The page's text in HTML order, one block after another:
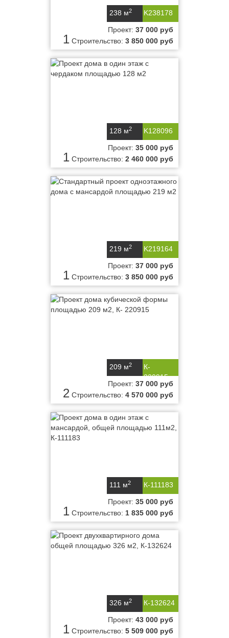
K238178
238 м2
1
Проект: 37 000 руб
Строительство: 3 850 000 руб
K128096
128 м2
1
Проект: 35 000 руб
Строительство: 2 460 000 руб
K219164
219 м2
1
Проект: 37 000 руб
Строительство: 3 850 000 руб
К-
220915
209 м2
2
Проект: 37 000 руб
Строительство: 4 570 000 руб
К-111183
111 м2
1
Проект: 35 000 руб
Строительство: 1 835 000 руб
К-132624
326 м2
1
Проект: 43 000 руб
Строительство: 5 509 000 руб